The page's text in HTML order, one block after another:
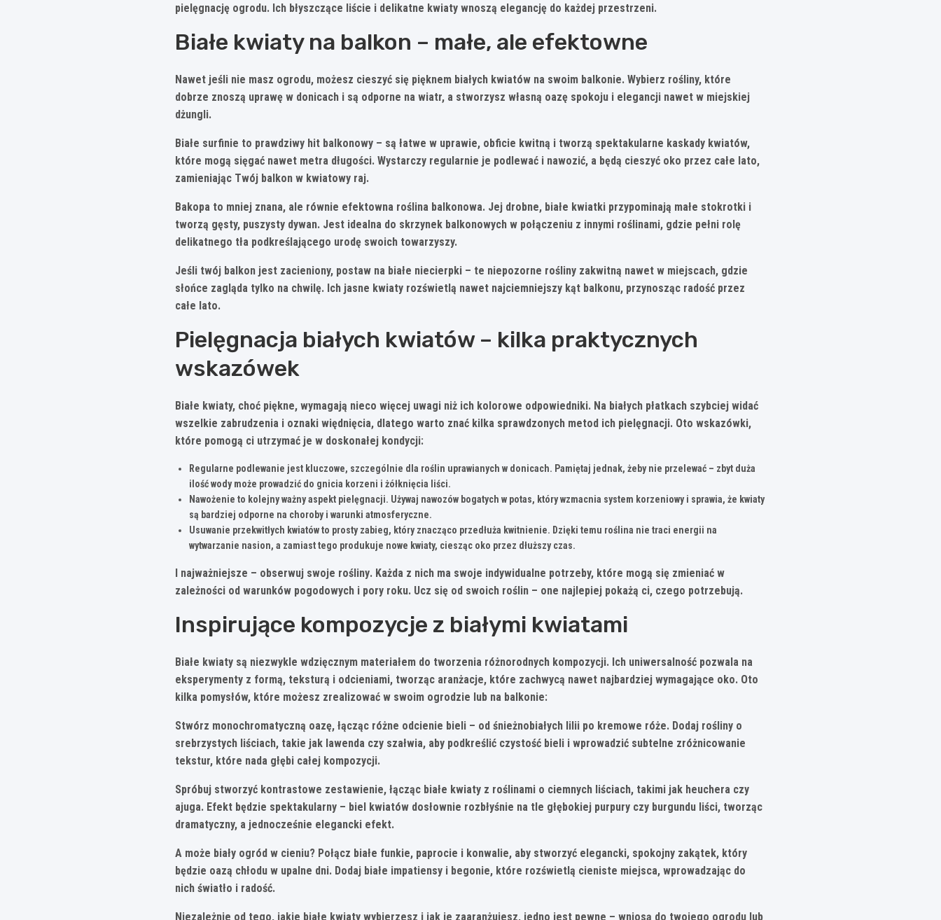
pielęgnację ogrodu. Ich błyszczące liście i delikatne kwiaty wnoszą elegancję do każdej przestrzeni.
Białe kwiaty na balkon – małe, ale efektowne
Nawet jeśli nie masz ogrodu, możesz cieszyć się pięknem białych kwiatów na swoim balkonie.Wybierz rośliny, które
dobrze znoszą uprawę w donicach i są odporne na wiatr, a stworzysz własną oazę spokoju i elegancji nawet w miejskiej
dżungli.
Białe surfinie to prawdziwy hit balkonowy – są łatwe w uprawie, obficie kwitną i tworzą spektakularne kaskady kwiatów,
które mogą sięgać nawet metra długości. Wystarczy regularnie je podlewać i nawozić, a będą cieszyć oko przez całe lato,
zamieniając Twój balkon w kwiatowy raj.
Bakopa to mniej znana, ale równie efektowna roślina balkonowa. Jej drobne, białe kwiatki przypominają małe stokrotki i
tworzą gęsty, puszysty dywan. Jest idealna do skrzynek balkonowych w połączeniu z innymi roślinami, gdzie pełni rolę
delikatnego tła podkreślającego urodę swoich towarzyszy.
Jeśli twój balkon jest zacieniony, postaw na białe niecierpki – te niepozorne rośliny zakwitną nawet w miejscach, gdzie
słońce zagląda tylko na chwilę. Ich jasne kwiaty rozświetlą nawet najciemniejszy kąt balkonu, przynosząc radość przez
całe lato.
Pielęgnacja białych kwiatów – kilka praktycznych
wskazówek
Białe kwiaty, choć piękne, wymagają nieco więcej uwagi niż ich kolorowe odpowiedniki. Na białych płatkach szybciej widać
wszelkie zabrudzenia i oznaki więdnięcia, dlatego warto znać kilka sprawdzonych metod ich pielęgnacji. Oto wskazówki,
które pomogą ci utrzymać je w doskonałej kondycji:
Regularne podlewanie jest kluczowe, szczególnie dla roślin uprawianych w donicach. Pamiętaj jednak, żeby nie przelewać – zbyt duża
ilość wody może prowadzić do gnicia korzeni i żółknięcia liści.
Nawożenie to kolejny ważny aspekt pielęgnacji. Używaj nawozów bogatych w potas, który wzmacnia system korzeniowy i sprawia, że kwiaty
są bardziej odporne na choroby i warunki atmosferyczne.
Usuwanie przekwitłych kwiatów to prosty zabieg, który znacząco przedłuża kwitnienie. Dzięki temu roślina nie traci energii na
wytwarzanie nasion, a zamiast tego produkuje nowe kwiaty, ciesząc oko przez dłuższy czas.
I najważniejsze – obserwuj swoje rośliny. Każda z nich ma swoje indywidualne potrzeby, które mogą się zmieniać w
zależności od warunków pogodowych i pory roku. Ucz się od swoich roślin – one najlepiej pokażą ci, czego potrzebują.
Inspirujące kompozycje z białymi kwiatami
Białe kwiaty są niezwykle wdzięcznym materiałem do tworzenia różnorodnych kompozycji. Ich uniwersalność pozwala na
eksperymenty z formą, teksturą i odcieniami, tworząc aranżacje, które zachwycą nawet najbardziej wymagające oko. Oto
kilka pomysłów, które możesz zrealizować w swoim ogrodzie lub na balkonie:
Stwórz monochromatyczną oazę, łącząc różne odcienie bieli – od śnieżnobiałych lilii po kremowe róże. Dodaj rośliny o
srebrzystych liściach, takie jak lawenda czy szałwia, aby podkreślić czystość bieli i wprowadzić subtelne zróżnicowanie
tekstur, które nada głębi całej kompozycji.
Spróbuj stworzyć kontrastowe zestawienie, łącząc białe kwiaty z roślinami o ciemnych liściach, takimi jak heuchera czy
ajuga. Efekt będzie spektakularny – biel kwiatów dosłownie rozbłyśnie na tle głębokiej purpury czy burgundu liści, tworząc
dramatyczny, a jednocześnie elegancki efekt.
A może biały ogród w cieniu? Połącz białe funkie, paprocie i konwalie, aby stworzyć elegancki, spokojny zakątek, który
będzie oazą chłodu w upalne dni. Dodaj białe impatiensy i begonie, które rozświetlą cieniste miejsca, wprowadzając do
nich światło i radość.
Niezależnie od tego, jakie białe kwiaty wybierzesz i jak je zaaranżujesz, jedno jest pewne – wniosą do twojego ogrodu lub